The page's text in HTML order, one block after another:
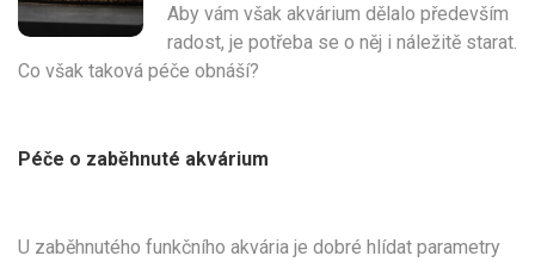
Aby vám však akvárium dělalo především
radost, je potřeba se o něj i náležitě starat.
Co však taková péče obnáší?
Péče o zaběhnuté akvárium
U zaběhnutého funkčního akvária je dobré hlídat parametry